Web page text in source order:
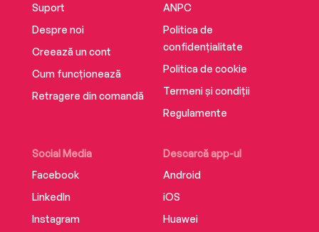
Suport
Despre noi
Creează un cont
Cum funcționează
Retragere din comandă
Social Media
Facebook
LinkedIn
Instagram
Descarcă app-ul
Android
iOS
Huawei
ANPC
Politica de
confidențialitate
Politica de cookie
Termeni și condiții
Regulamente